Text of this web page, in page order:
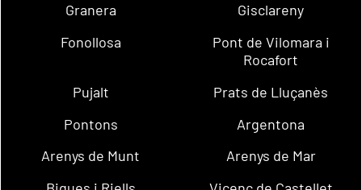
Granera
Gisclareny
Fonollosa
Pont de Vilomara i
Rocafort
Pujalt
Prats de Lluçanès
Pontons
Argentona
Arenys de Munt
Arenys de Mar